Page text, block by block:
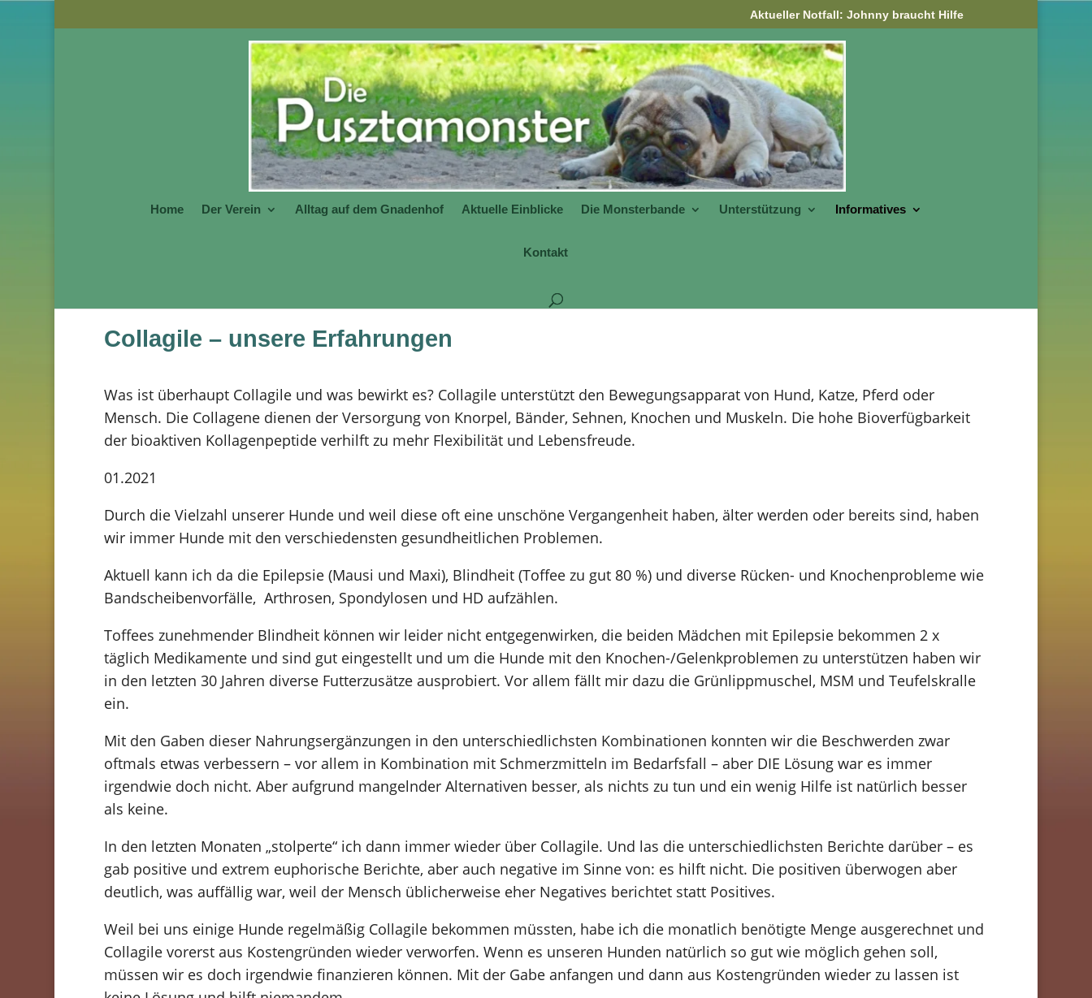
Aktueller Notfall: Johnny braucht Hilfe
Home Der Verein Alltag auf dem Gnadenhof Aktuelle Einblicke Die Monsterbande Unterstützung Informatives
Kontakt
Collagile – unsere Erfahrungen
Was ist überhaupt Collagile und was bewirkt es? Collagile unterstützt den Bewegungsapparat von Hund, Katze, Pferd oder
Mensch. Die Collagene dienen der Versorgung von Knorpel, Bänder, Sehnen, Knochen und Muskeln. Die hohe Bioverfügbarkeit
der bioaktiven Kollagenpeptide verhilft zu mehr Flexibilität und Lebensfreude.
01.2021
Durch die Vielzahl unserer Hunde und weil diese oft eine unschöne Vergangenheit haben, älter werden oder bereits sind, haben
wir immer Hunde mit den verschiedensten gesundheitlichen Problemen.
Aktuell kann ich da die Epilepsie (Mausi und Maxi), Blindheit (Toffee zu gut 80 %) und diverse Rücken- und Knochenprobleme wie
Bandscheibenvorfälle, Arthrosen, Spondylosen und HD aufzählen.
Toffees zunehmender Blindheit können wir leider nicht entgegenwirken, die beiden Mädchen mit Epilepsie bekommen 2 x
täglich Medikamente und sind gut eingestellt und um die Hunde mit den Knochen-/Gelenkproblemen zu unterstützen haben wir
in den letzten 30 Jahren diverse Futterzusätze ausprobiert. Vor allem fällt mir dazu die Grünlippmuschel, MSM und Teufelskralle
ein.
Mit den Gaben dieser Nahrungsergänzungen in den unterschiedlichsten Kombinationen konnten wir die Beschwerden zwar
oftmals etwas verbessern – vor allem in Kombination mit Schmerzmitteln im Bedarfsfall – aber DIE Lösung war es immer
irgendwie doch nicht. Aber aufgrund mangelnder Alternativen besser, als nichts zu tun und ein wenig Hilfe ist natürlich besser
als keine.
In den letzten Monaten „stolperte“ ich dann immer wieder über Collagile. Und las die unterschiedlichsten Berichte darüber – es
gab positive und extrem euphorische Berichte, aber auch negative im Sinne von: es hilft nicht. Die positiven überwogen aber
deutlich, was auffällig war, weil der Mensch üblicherweise eher Negatives berichtet statt Positives.
Weil bei uns einige Hunde regelmäßig Collagile bekommen müssten, habe ich die monatlich benötigte Menge ausgerechnet und
Collagile vorerst aus Kostengründen wieder verworfen. Wenn es unseren Hunden natürlich so gut wie möglich gehen soll,
müssen wir es doch irgendwie finanzieren können. Mit der Gabe anfangen und dann aus Kostengründen wieder zu lassen ist